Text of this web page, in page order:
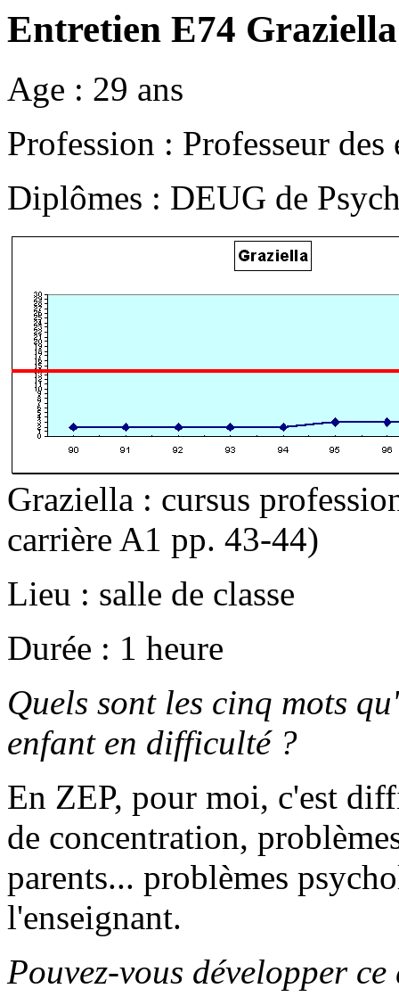
Entretien E74 Graziella
Age : 29 ans
Profession : Professeur
Diplômes : DEUG de
Graziella : cursus
carrière A1 pp. 43-44)
Lieu : salle de classe
Durée : 1 heure
Quels sont les cinq mots
enfant en difficulté ?
En ZEP, pour moi, c'est
de concentration,
parents... problèmes
l'enseignant.
Pouvez-vous développer